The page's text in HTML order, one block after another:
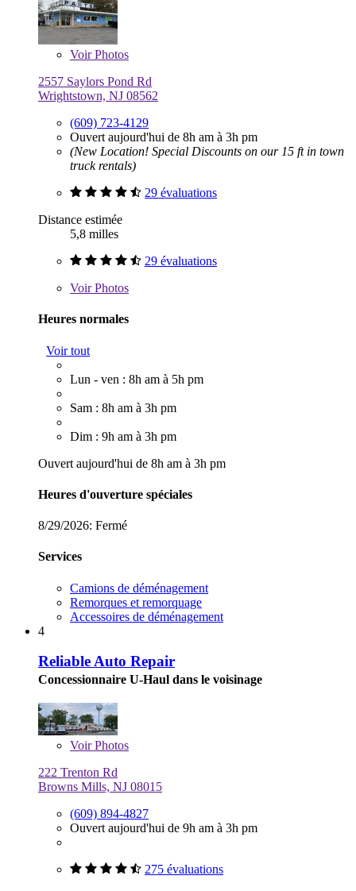
VoirPhotos
2557 Saylors Pond Rd
Wrightstown, NJ 08562
(609) 723-4129
Ouvert aujourd'hui de 8h am à 3h pm
(New Location! Special Discounts on our 15 ft in town
truck rentals)
29 évaluations
Distance estimée
5,8 milles
29 évaluations
VoirPhotos
Heures normales
Voir tout
Lun - ven : 8h am à 5h pm
Sam : 8h am à 3h pm
Dim : 9h am à 3h pm
Ouvert aujourd'hui de 8h am à 3h pm
Heures d'ouverture spéciales
8/29/2026: Fermé
Services
Camions de déménagement
Remorques et remorquage
Accessoires de déménagement
4
Reliable Auto Repair
Concessionnaire U-Haul dans le voisinage
VoirPhotos
222 Trenton Rd
Browns Mills, NJ 08015
(609) 894-4827
Ouvert aujourd'hui de 9h am à 3h pm
275 évaluations